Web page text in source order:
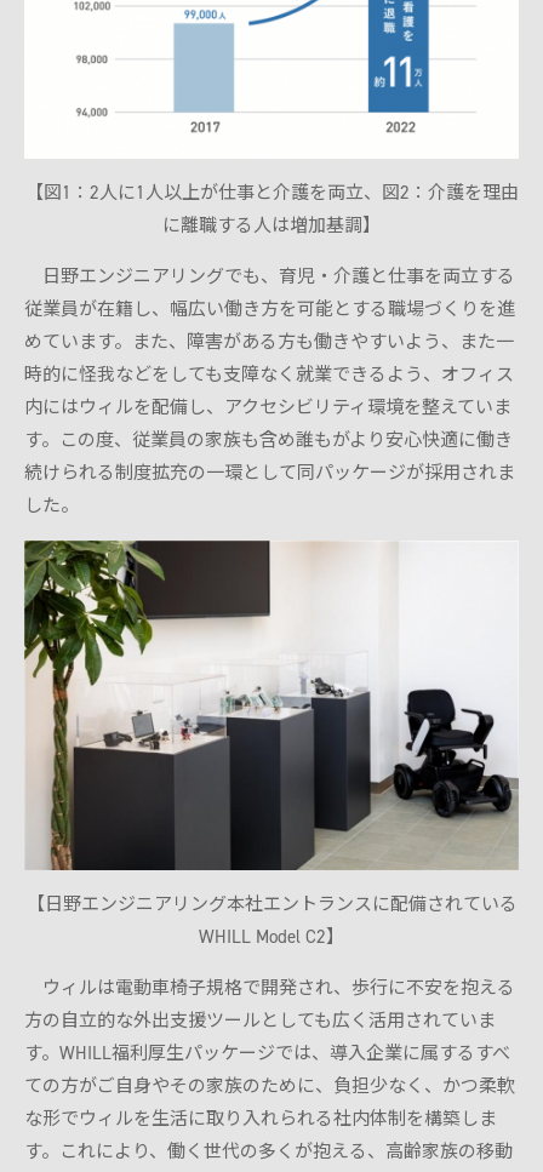
【図1：2人に1人以上が仕事と介護を両立、図2：介護を理由
に離職する人は増加基調】
日野エンジニアリングでも、育児・介護と仕事を両立する
従業員が在籍し、幅広い働き方を可能とする職場づくりを進
めています。また、障害がある方も働きやすいよう、また一
時的に怪我などをしても支障なく就業できるよう、オフィス
内にはウィルを配備し、アクセシビリティ環境を整えていま
す。この度、従業員の家族も含め誰もがより安心快適に働き
続けられる制度拡充の一環として同パッケージが採用されま
した。
【日野エンジニアリング本社エントランスに配備されている
WHILL Model C2】
ウィルは電動車椅子規格で開発され、歩行に不安を抱える
方の自立的な外出支援ツールとしても広く活用されていま
す。WHILL福利厚生パッケージでは、導入企業に属するすべ
ての方がご自身やその家族のために、負担少なく、かつ柔軟
な形でウィルを生活に取り入れられる社内体制を構築しま
す。これにより、働く世代の多くが抱える、高齢家族の移動